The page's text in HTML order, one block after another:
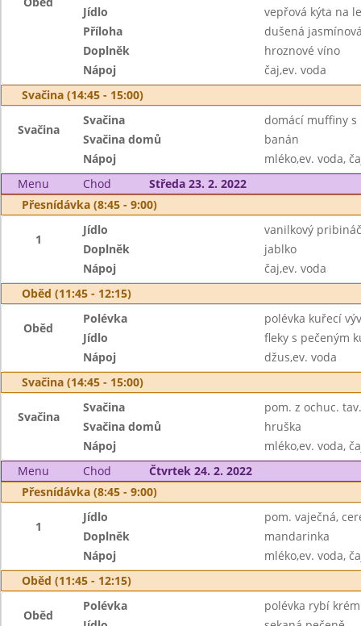
Jídlo
vepřová kýta na
Příloha
dušená
Doplněk
hroznové víno
Nápoj
čaj,ev. voda
Svačina (14:45 - 15:00)
Svačina
Svačina
domácí muffiny s
Svačina domů
banán
Nápoj
mléko,ev. voda,
Menu
Chod
Středa 23. 2. 2022
Přesnídávka (8:45 - 9:00)
1
Jídlo
vanilkový
Doplněk
jablko
Nápoj
čaj,ev. voda
Oběd (11:45 - 12:15)
Oběd
Polévka
polévka kuřecí
Jídlo
fleky s pečeným
Nápoj
džus,ev. voda
Svačina (14:45 - 15:00)
Svačina
Svačina
pom. z ochuc.
Svačina domů
hruška
Nápoj
mléko,ev. voda,
Menu
Chod
Čtvrtek 24. 2. 2022
Přesnídávka (8:45 - 9:00)
1
Jídlo
pom. vaječná,
Doplněk
mandarinka
Nápoj
mléko,ev. voda,
Oběd (11:45 - 12:15)
Oběd
Polévka
polévka rybí